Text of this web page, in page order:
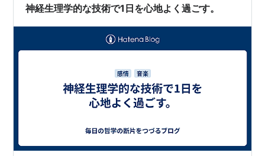
神経生理学的な技術で1日を心地よく過ごす。